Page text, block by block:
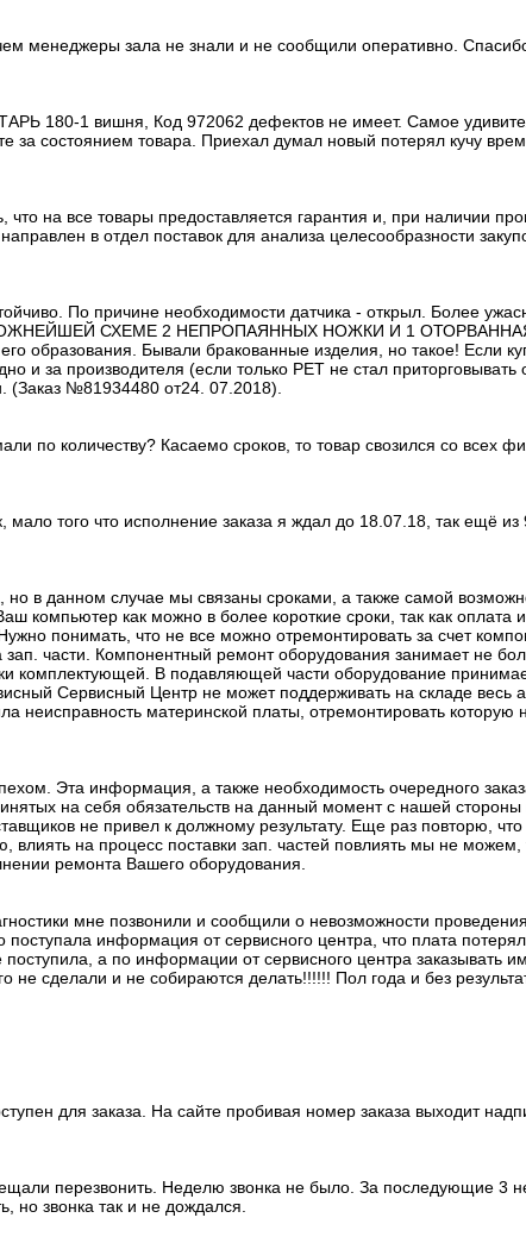
менеджеры зала не знали и не сообщили оперативно.
180-1 вишня, Код 972062 дефектов не имеет. Самое
за состоянием товара. Приехал думал новый потерял кучу
на все товары предоставляется гарантия и, при наличии
в отдел поставок для анализа целесообразности
По причине необходимости датчика - открыл. Более
СЛОЖНЕЙШЕЙ СХЕМЕ 2 НЕПРОПАЯННЫХ НОЖКИ И 1
Бывали бракованные изделия, но такое! Если
и за производителя (если только РЕТ не стал приторговывать
(Заказ №81934480 от24. 07.2018).
по количеству? Касаемо сроков, то товар свозился со всех
того что исполнение заказа я ждал до 18.07.18, так ещё из
в данном случае мы связаны сроками, а также самой
компьютер как можно в более короткие сроки, так как оплата
понимать, что не все можно отремонтировать за счет
части. Компонентный ремонт оборудования занимает не
комплектующей. В подавляющей части оборудование
Сервисный Центр не может поддерживать на складе весь
неисправность материнской платы, отремонтировать которую
Эта информация, а также необходимость очередного
на себя обязательств на данный момент с нашей стороны
не привел к должному результату. Еще раз повторю,
на процесс поставки зап. частей повлиять мы не можем,
ремонта Вашего оборудования.
мне позвонили и сообщили о невозможности
информация от сервисного центра, что плата
а по информации от сервисного центра заказывать
сделали и не собираются делать!!!!!! Пол года и без
для заказа. На сайте пробивая номер заказа выходит
перезвонить. Неделю звонка не было. За последующие 3
но звонка так и не дождался.